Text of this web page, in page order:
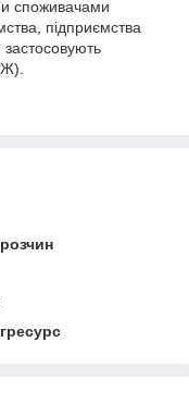
споживачами
підприємства